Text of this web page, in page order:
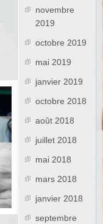
novembre
2019
octobre 2019
mai 2019
janvier 2019
octobre 2018
août 2018
juillet 2018
mai 2018
mars 2018
janvier 2018
septembre